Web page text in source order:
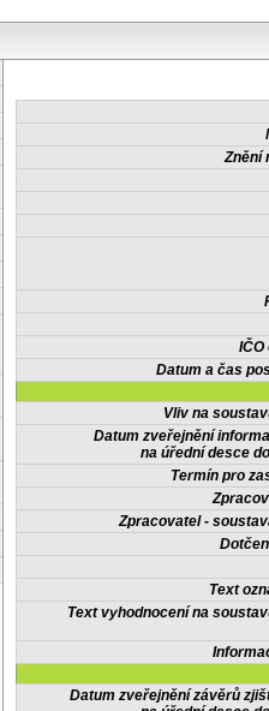
Znění
IČO
Datum a čas
Vliv na
Datum zveřejnění
na úřední desce
Termín pro
Zpracovatel -
Text
Text vyhodnocení na
Datum zveřejnění závěrů